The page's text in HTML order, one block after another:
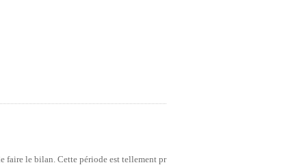
faire le bilan. Cette période est tellement pr